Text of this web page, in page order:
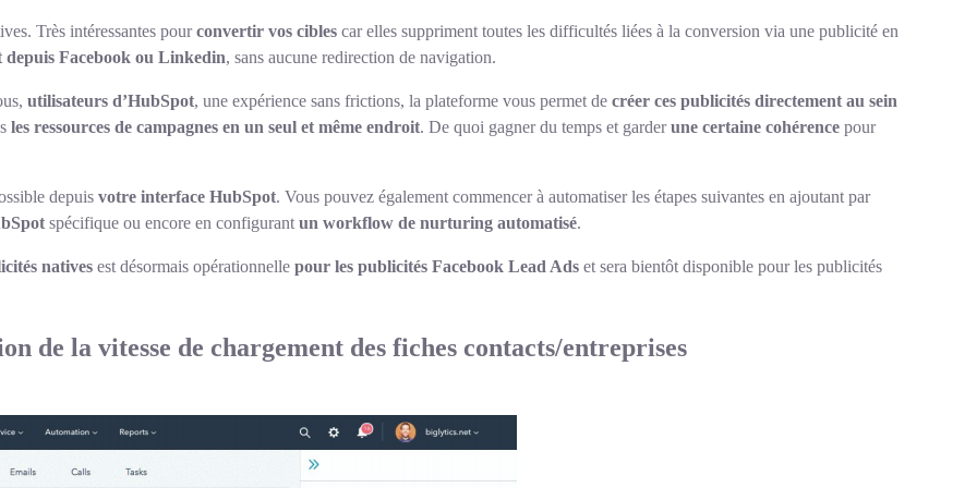
Très intéressantes pourconvertir vos cibles car elles suppriment toutes les difficultés liées à la conversion via une publicité en
Facebook ou Linkedin, sans aucune redirection de navigation.
utilisateurs d’HubSpot, une expérience sans frictions, la plateforme vous permet decréer ces publicités directement au sein
les ressources de campagnes en un seul et même endroit. De quoi gagner du temps et garderune certaine cohérence pour
depuisvotre interface HubSpot. Vous pouvez également commencer à automatiser les étapes suivantes en ajoutant par
spécifique ou encore en configurantun workflow de nurturing automatisé.
natives est désormais opérationnellepour les publicités Facebook Lead Ads et sera bientôt disponible pour les publicités
de la vitesse de chargement des fiches contacts/entreprises